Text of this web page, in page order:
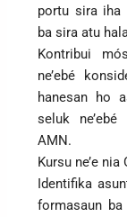
portu sira iha
ba sira atu
Kontribui
ne’ebé
hanesan ho
seluk
AMN.
Kursu ne’e
Identifika
formasaun ba